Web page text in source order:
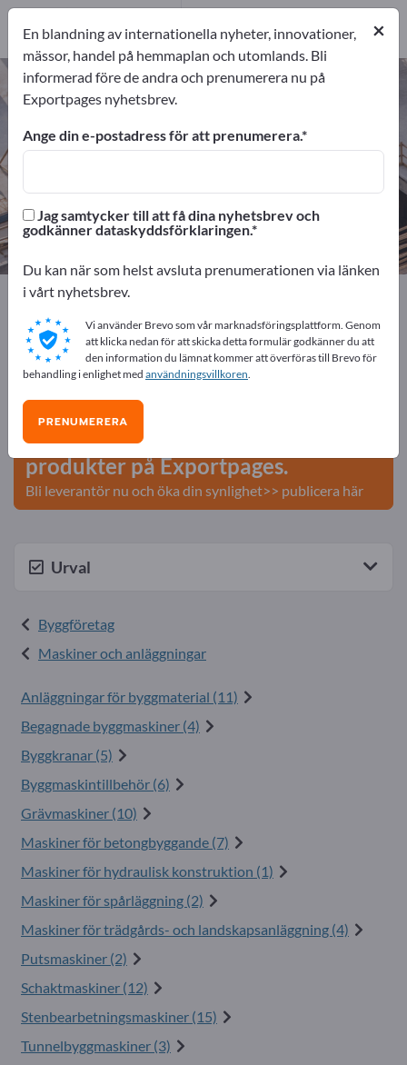
Byggnadsmaskiner – hitta
tillverkare och leverantörer
tjänsteleverantörer
1
Distributörer
1
Distributörer
1
Exportpages Byggföretag
Annonsera gratis på Exportpages!
Behov – Erbjudanden – Begagnade varor –
Affärskontakter >> börja här
Publicera ditt företag och dina
produkter på Exportpages.
Bli leverantör nu och öka din synlighet>> publicera här
Urval
Byggföretag
Maskiner och anläggningar
Anläggningar för byggmaterial (11)
Begagnade byggmaskiner (4)
Byggkranar (5)
Byggmaskintillbehör (6)
Grävmaskiner (10)
Maskiner för betongbyggande (7)
Maskiner för hydraulisk konstruktion (1)
Maskiner för spårläggning (2)
Maskiner för trädgårds- och landskapsanläggning (4)
Putsmaskiner (2)
Schaktmaskiner (12)
Stenbearbetningsmaskiner (15)
Tunnelbyggmaskiner (3)
×
En blandning av internationella nyheter, innovationer,
mässor, handel på hemmaplan och utomlands. Bli
informerad före de andra och prenumerera nu på
Exportpages nyhetsbrev.
Ange din e-postadress för att prenumerera.
Jag samtycker till att få dina nyhetsbrev och
godkänner dataskyddsförklaringen.
Du kan när som helst avsluta prenumerationen via länken
i vårt nyhetsbrev.
Vi använder Brevo som vår marknadsföringsplattform. Genom
att klicka nedan för att skicka detta formulär godkänner du att
den information du lämnat kommer att överföras till Brevo för
behandling i enlighet med användningsvillkoren.
PRENUMERERA